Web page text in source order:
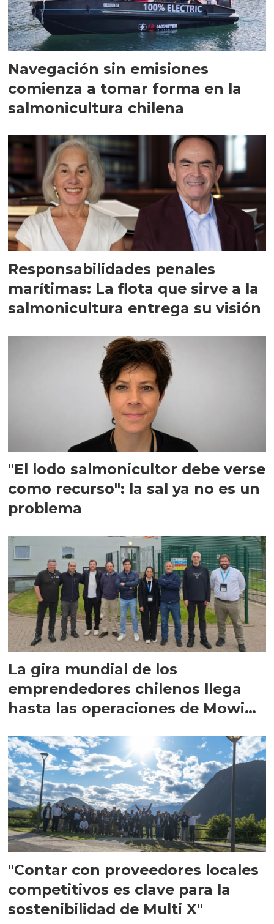
Navegación sin emisiones
comienza a tomar forma en la
salmonicultura chilena
Responsabilidades penales
marítimas: La flota que sirve a la
salmonicultura entrega su visión
"El lodo salmonicultor debe verse
como recurso": la sal ya no es un
problema
La gira mundial de los
emprendedores chilenos llega
hasta las operaciones de Mowi
"Contar con proveedores locales
competitivos es clave para la
sostenibilidad de Multi X"